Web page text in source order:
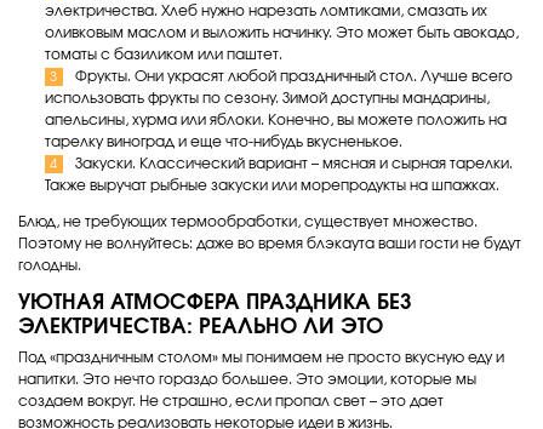
электричества. Хлеб нужно нарезать ломтиками, смазать их
оливковым маслом и выложить начинку. Это может быть авокадо,
томаты с базиликом или паштет.
Фрукты. Они украсят любой праздничный стол. Лучше всего
использовать фрукты по сезону. Зимой доступны мандарины,
апельсины, хурма или яблоки. Конечно, вы можете положить на
тарелку виноград и еще что-нибудь вкусненькое.
Закуски. Классический вариант – мясная и сырная тарелки.
Также выручат рыбные закуски или морепродукты на шпажках.
Блюд, не требующих термообработки, существует множество.
Поэтому не волнуйтесь: даже во время блэкаута ваши гости не будут
голодны.
УЮТНАЯ АТМОСФЕРА ПРАЗДНИКА БЕЗ
ЭЛЕКТРИЧЕСТВА: РЕАЛЬНО ЛИ ЭТО
Под «праздничным столом» мы понимаем не просто вкусную еду и
напитки. Это нечто гораздо большее. Это эмоции, которые мы
создаем вокруг. Не страшно, если пропал свет – это дает
возможность реализовать некоторые идеи в жизнь.